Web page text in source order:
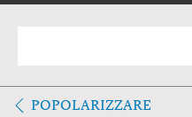
POPOLARIZZARE